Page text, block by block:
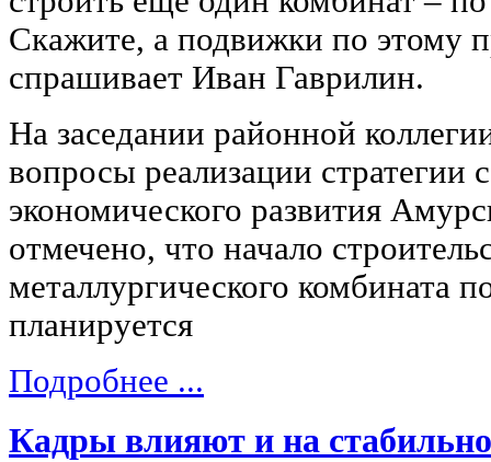
Скажите, а подвижки по этому
спрашивает Иван Гаврилин.
На заседании районной
вопросы реализации стратегии
экономического развития
отмечено, что начало
металлургического комбината
планируется
Подробнее ...
Кадры влияют и на